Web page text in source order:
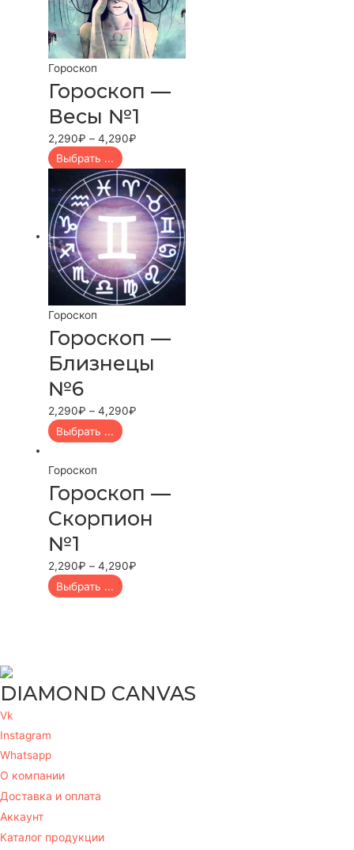
Гороскоп
Гороскоп —
Весы №1
2,290₽ –4,290₽
Выбрать ...
Гороскоп
Гороскоп —
Близнецы
№6
2,290₽ –4,290₽
Выбрать ...
Гороскоп
Гороскоп —
Скорпион
№1
2,290₽ –4,290₽
Выбрать ...
DIAMOND CANVAS
Vk
Instagram
Whatsapp
О компании
Доставка и оплата
Аккаунт
Каталог продукции